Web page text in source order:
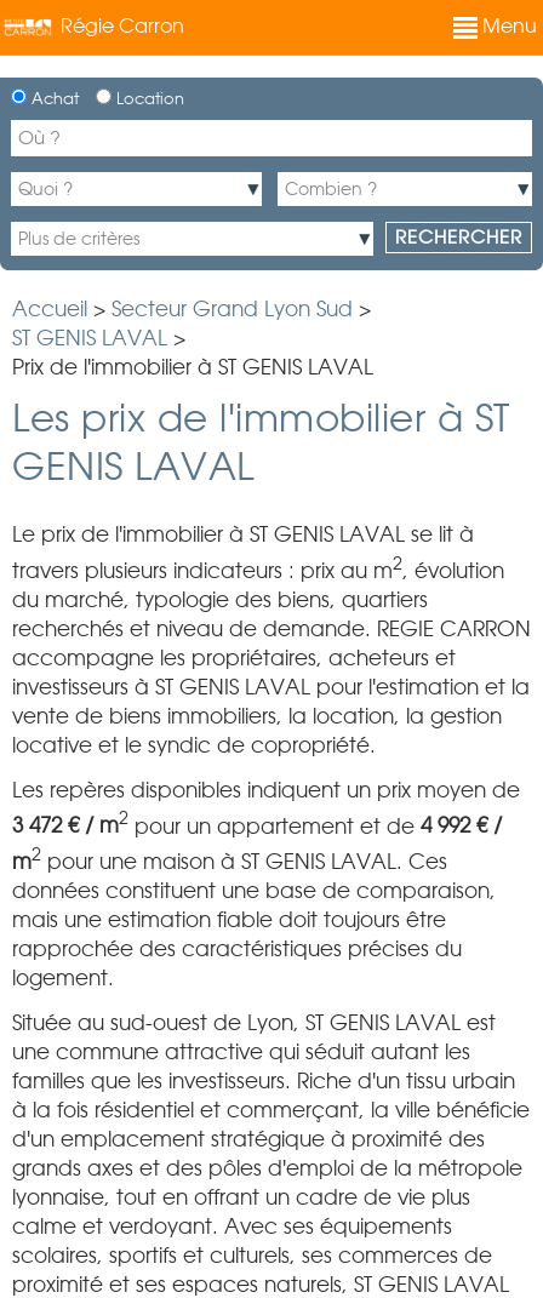
Régie Carron Menu
Achat Location
Accueil > Secteur Grand Lyon Sud >
ST GENIS LAVAL >
Prix de l'immobilier à ST GENIS LAVAL
Les prix de l'immobilier à ST
GENIS LAVAL
Le prix de l'immobilier à ST GENIS LAVAL se lit à
travers plusieurs indicateurs : prix au m2, évolution
du marché, typologie des biens, quartiers
recherchés et niveau de demande. REGIE CARRON
accompagne les propriétaires, acheteurs et
investisseurs à ST GENIS LAVAL pour l'estimation et la
vente de biens immobiliers, la location, la gestion
locative et le syndic de copropriété.
Les repères disponibles indiquent un prix moyen de
3 472 € / m2 pour un appartement et de 4 992 € /
m2 pour une maison à ST GENIS LAVAL. Ces
données constituent une base de comparaison,
mais une estimation fiable doit toujours être
rapprochée des caractéristiques précises du
logement.
Située au sud-ouest de Lyon, ST GENIS LAVAL est
une commune attractive qui séduit autant les
familles que les investisseurs. Riche d'un tissu urbain
à la fois résidentiel et commerçant, la ville bénéficie
d'un emplacement stratégique à proximité des
grands axes et des pôles d'emploi de la métropole
lyonnaise, tout en offrant un cadre de vie plus
calme et verdoyant. Avec ses équipements
scolaires, sportifs et culturels, ses commerces de
proximité et ses espaces naturels, ST GENIS LAVAL